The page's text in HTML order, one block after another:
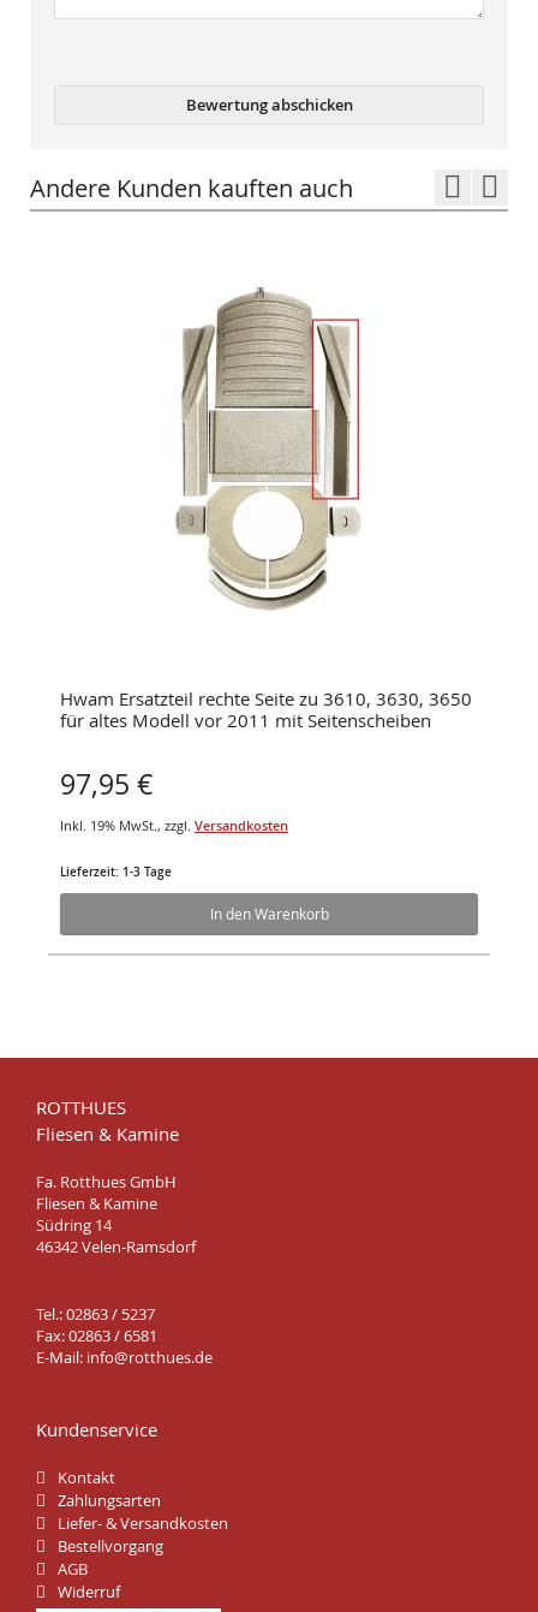
Bewertung abschicken
Andere Kunden kauften auch
Hwam Ersatzteil rechte Seite zu 3610, 3630, 3650
für altes Modell vor 2011 mit Seitenscheiben
97,95 €
Inkl. 19% MwSt., zzgl. Versandkosten
Lieferzeit: 1-3 Tage
In den Warenkorb
ROTTHUES
Fliesen & Kamine
Fa. Rotthues GmbH
Fliesen & Kamine
Südring 14
46342 Velen-Ramsdorf
Tel.: 02863 / 5237
Fax: 02863 / 6581
E-Mail: info@rotthues.de
Kundenservice
Kontakt
Zahlungsarten
Liefer- & Versandkosten
Bestellvorgang
AGB
Widerruf